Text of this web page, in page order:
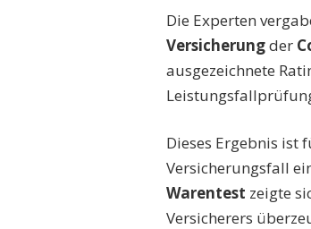
Die Experten
Versicherungder
ausgezeichnete
Dieses Ergebnis ist
Versicherungsfall
Warentest zeigte
Versicherers